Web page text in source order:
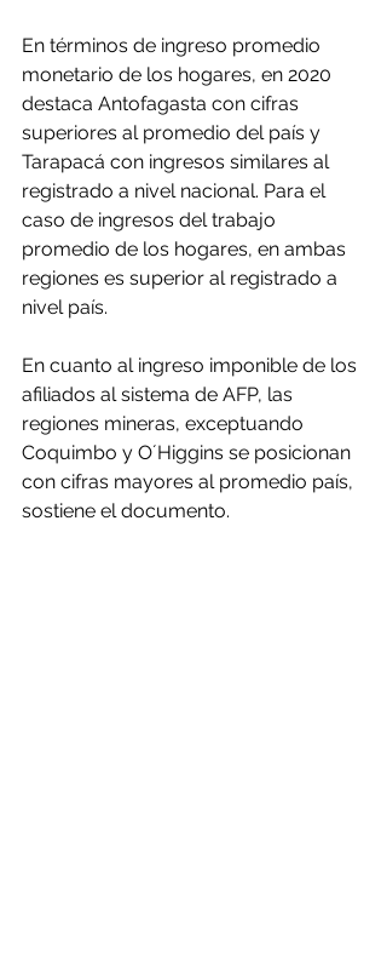
En términos de ingreso promedio
monetario de los hogares, en 2020
destaca Antofagasta con cifras
superiores al promedio del país y
Tarapacá con ingresos similares al
registrado a nivel nacional. Para el
caso de ingresos del trabajo
promedio de los hogares, en ambas
regiones es superior al registrado a
nivel país.
En cuanto al ingreso imponible de los
afiliados al sistema de AFP, las
regiones mineras, exceptuando
Coquimbo y O´Higgins se posicionan
con cifras mayores al promedio país,
sostiene el documento.